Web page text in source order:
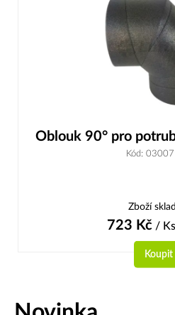
Oblouk 90° pro
Kód:
Zboží
723 Kč / Ks
Koupit